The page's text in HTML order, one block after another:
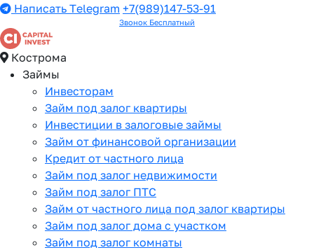
Написать Telegram +7(989)147-53-91
Звонок Бесплатный
Кострома
Займы
Инвесторам
Займ под залог квартиры
Инвестиции в залоговые займы
Займ от финансовой организации
Кредит от частного лица
Займ под залог недвижимости
Займ под залог ПТС
Займ от частного лица под залог квартиры
Займ под залог дома с участком
Займ под залог комнаты